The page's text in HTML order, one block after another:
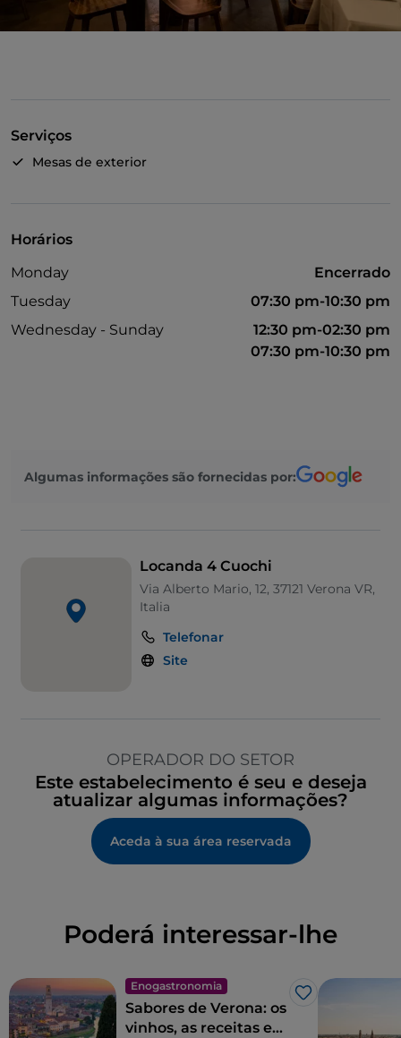
Serviços
Mesas de exterior
Horários
Monday
Encerrado
Tuesday
07:30 pm-10:30 pm
Wednesday - Sunday
12:30 pm-02:30 pm
07:30 pm-10:30 pm
Algumas informações são fornecidas por:
Locanda 4 Cuochi
Via Alberto Mario, 12, 37121 Verona VR,
Italia
Telefonar
Site
OPERADOR DO SETOR
Este estabelecimento é seu e deseja
atualizar algumas informações?
Aceda à sua área reservada
Poderá interessar-lhe
Enogastronomia
Gosto
Sabores de Verona: os
vinhos, as receitas e